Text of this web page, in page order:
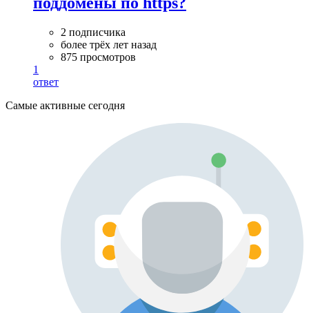
2 подписчика
более трёх лет назад
875 просмотров
1
ответ
Самые активные сегодня